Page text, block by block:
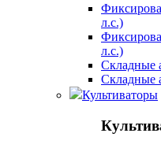
л.с.)
л.с.)
Складные
Складные
Культиваторы